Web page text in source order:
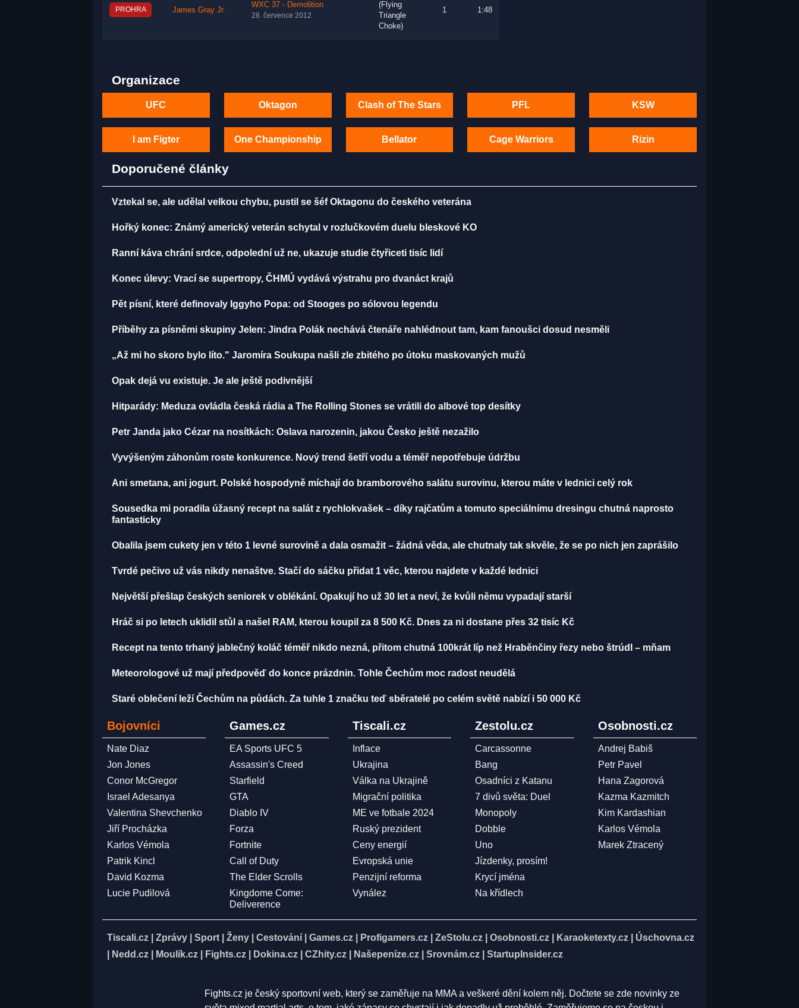
PROHRA James Gray Jr.
WXC 37 - Demolition
28. července 2012
(Flying
Triangle
Choke)
1 1:48
Organizace
UFC Oktagon Clash of The Stars PFL KSW
I am Figter One Championship Bellator Cage Warriors Rizin
Doporučené články
Vztekal se, ale udělal velkou chybu, pustil se šéf Oktagonu do českého veterána
Hořký konec: Známý americký veterán schytal v rozlučkovém duelu bleskové KO
Ranní káva chrání srdce, odpolední už ne, ukazuje studie čtyřiceti tisíc lidí
Konec úlevy: Vrací se supertropy, ČHMÚ vydává výstrahu pro dvanáct krajů
Pět písní, které definovaly Iggyho Popa: od Stooges po sólovou legendu
Příběhy za písněmi skupiny Jelen: Jindra Polák nechává čtenáře nahlédnout tam, kam fanoušci dosud nesměli
„Až mi ho skoro bylo líto." Jaromíra Soukupa našli zle zbitého po útoku maskovaných mužů
Opak dejá vu existuje. Je ale ještě podivnější
Hitparády: Meduza ovládla česká rádia a The Rolling Stones se vrátili do albové top desítky
Petr Janda jako Cézar na nosítkách: Oslava narozenin, jakou Česko ještě nezažilo
Vyvýšeným záhonům roste konkurence. Nový trend šetří vodu a téměř nepotřebuje údržbu
Ani smetana, ani jogurt. Polské hospodyně míchají do bramborového salátu surovinu, kterou máte v lednici celý rok
Sousedka mi poradila úžasný recept na salát z rychlokvašek – díky rajčatům a tomuto speciálnímu dresingu chutná naprosto
fantasticky
Obalila jsem cukety jen v této 1 levné surovině a dala osmažit – žádná věda, ale chutnaly tak skvěle, že se po nich jen zaprášilo
Tvrdé pečivo už vás nikdy nenaštve. Stačí do sáčku přidat 1 věc, kterou najdete v každé lednici
Největší přešlap českých seniorek v oblékání. Opakují ho už 30 let a neví, že kvůli němu vypadají starší
Hráč si po letech uklidil stůl a našel RAM, kterou koupil za 8 500 Kč. Dnes za ni dostane přes 32 tisíc Kč
Recept na tento trhaný jablečný koláč téměř nikdo nezná, přitom chutná 100krát líp než Hraběnčiny řezy nebo štrúdl – mňam
Meteorologové už mají předpověď do konce prázdnin. Tohle Čechům moc radost neudělá
Staré oblečení leží Čechům na půdách. Za tuhle 1 značku teď sběratelé po celém světě nabízí i 50 000 Kč
Bojovníci
Nate Diaz
Jon Jones
Conor McGregor
Israel Adesanya
Valentina Shevchenko
Jiří Procházka
Karlos Vémola
Patrik Kincl
David Kozma
Lucie Pudilová
Games.cz
EA Sports UFC 5
Assassin's Creed
Starfield
GTA
Diablo IV
Forza
Fortnite
Call of Duty
The Elder Scrolls
Kingdome Come:
Deliverence
Tiscali.cz
Inflace
Ukrajina
Válka na Ukrajině
Migrační politika
ME ve fotbale 2024
Ruský prezident
Ceny energií
Evropská unie
Penzijní reforma
Vynález
Zestolu.cz
Carcassonne
Bang
Osadníci z Katanu
7 divů světa: Duel
Monopoly
Dobble
Uno
Jízdenky, prosím!
Krycí jména
Na křídlech
Osobnosti.cz
Andrej Babiš
Petr Pavel
Hana Zagorová
Kazma Kazmitch
Kim Kardashian
Karlos Vémola
Marek Ztracený
Tiscali.cz Zprávy Sport Ženy Cestování Games.cz Profigamers.cz ZeStolu.cz Osobnosti.cz Karaoketexty.cz
Úschovna.cz
Nedd.cz Moulík.cz Fights.cz Dokina.cz CZhity.cz Našepeníze.cz Srovnám.cz StartupInsider.cz
Fights.cz je český sportovní web, který se zaměřuje na MMA a veškeré dění kolem něj. Dočtete se zde novinky ze